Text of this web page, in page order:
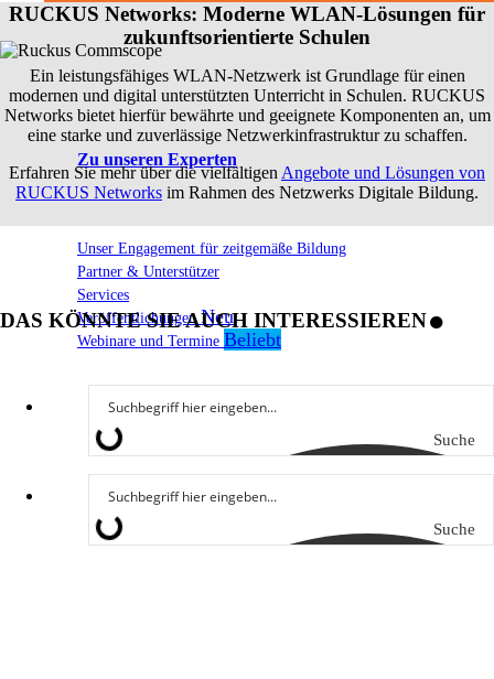
Zu unseren Experten
Unser Engagement für zeitgemäße Bildung
Partner & Unterstützer
Services
Veröffentlichungen
Webinare und Termine
Suche
Suche
RUCKUS Networks: Moderne WLAN-Lösungen für
zukunftsorientierte Schulen
Ein leistungsfähiges WLAN-Netzwerk ist Grundlage für einen
modernen und digital unterstützten Unterricht in Schulen. RUCKUS
Networks bietet hierfür bewährte und geeignete Komponenten an, um
eine starke und zuverlässige Netzwerkinfrastruktur zu schaffen.
Erfahren Sie mehr über die vielfältigen Angebote und Lösungen von
RUCKUS Networks im Rahmen des Netzwerks Digitale Bildung.
DAS KÖNNTE SIE AUCH INTERESSIEREN.